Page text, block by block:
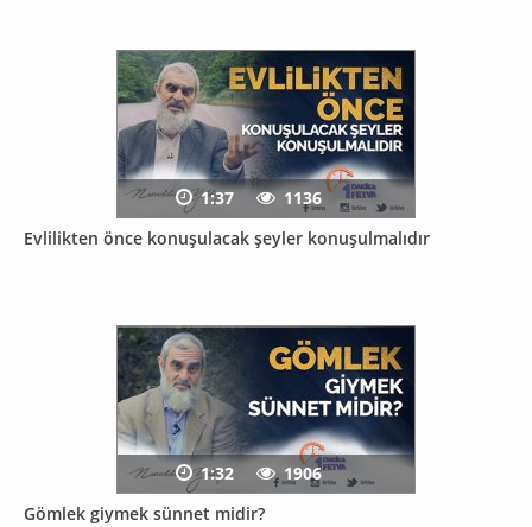
Evlilikten önce konuşulacak şeyler konuşulmalıdır
1:37 1136
Gömlek giymek sünnet midir?
1:32 1906